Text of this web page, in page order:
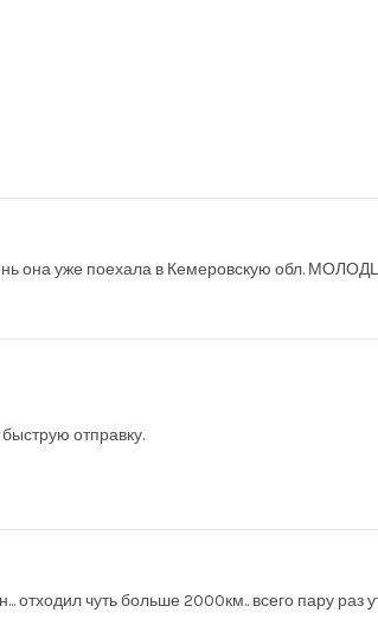
она уже поехала в Кемеровскую обл.
отправку.
отходил чуть больше 2000км.. всего пару